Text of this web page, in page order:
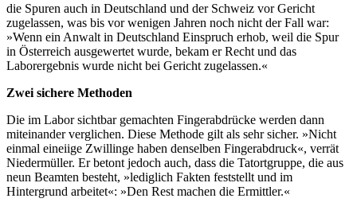
die Spuren auch in Deutschland und der Schweiz vor Gericht
zugelassen, was bis vor wenigen Jahren noch nicht der Fall war:
»Wenn ein Anwalt in Deutschland Einspruch erhob, weil die Spur
in Österreich ausgewertet wurde, bekam er Recht und das
Laborergebnis wurde nicht bei Gericht zugelassen.«
Zwei sichere Methoden
Die im Labor sichtbar gemachten Fingerabdrücke werden dann
miteinander verglichen. Diese Methode gilt als sehr sicher. »Nicht
einmal eineiige Zwillinge haben denselben Fingerabdruck«, verrät
Niedermüller. Er betont jedoch auch, dass die Tatortgruppe, die aus
neun Beamten besteht, »lediglich Fakten feststellt und im
Hintergrund arbeitet«: »Den Rest machen die Ermittler.«